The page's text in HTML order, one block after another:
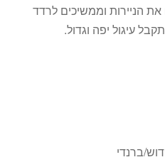
הניירות וממשיכים לרדד
עיגול יפה וגדול.